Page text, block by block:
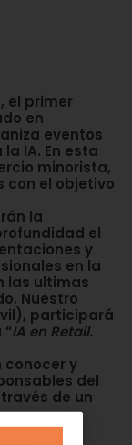
el primer
en
eventos
IA. En esta
minorista,
con el objetivo
la
el
y
en la
las ultimas
Nuestro
, participará
IA en Retail.
conocer y
del
de un